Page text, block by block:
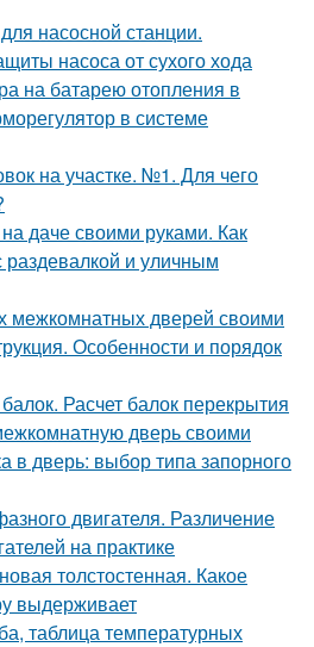
насосной станции.
насоса от сухого хода
на батарею отопления в
в системе
на участке. №1. Для чего
даче своими руками. Как
раздевалкой и уличным
межкомнатных дверей своими
Особенности и порядок
Расчет балок перекрытия
дверь своими
в дверь: выбор типа запорного
двигателя. Различение
на практике
толстостенная. Какое
выдерживает
таблица температурных